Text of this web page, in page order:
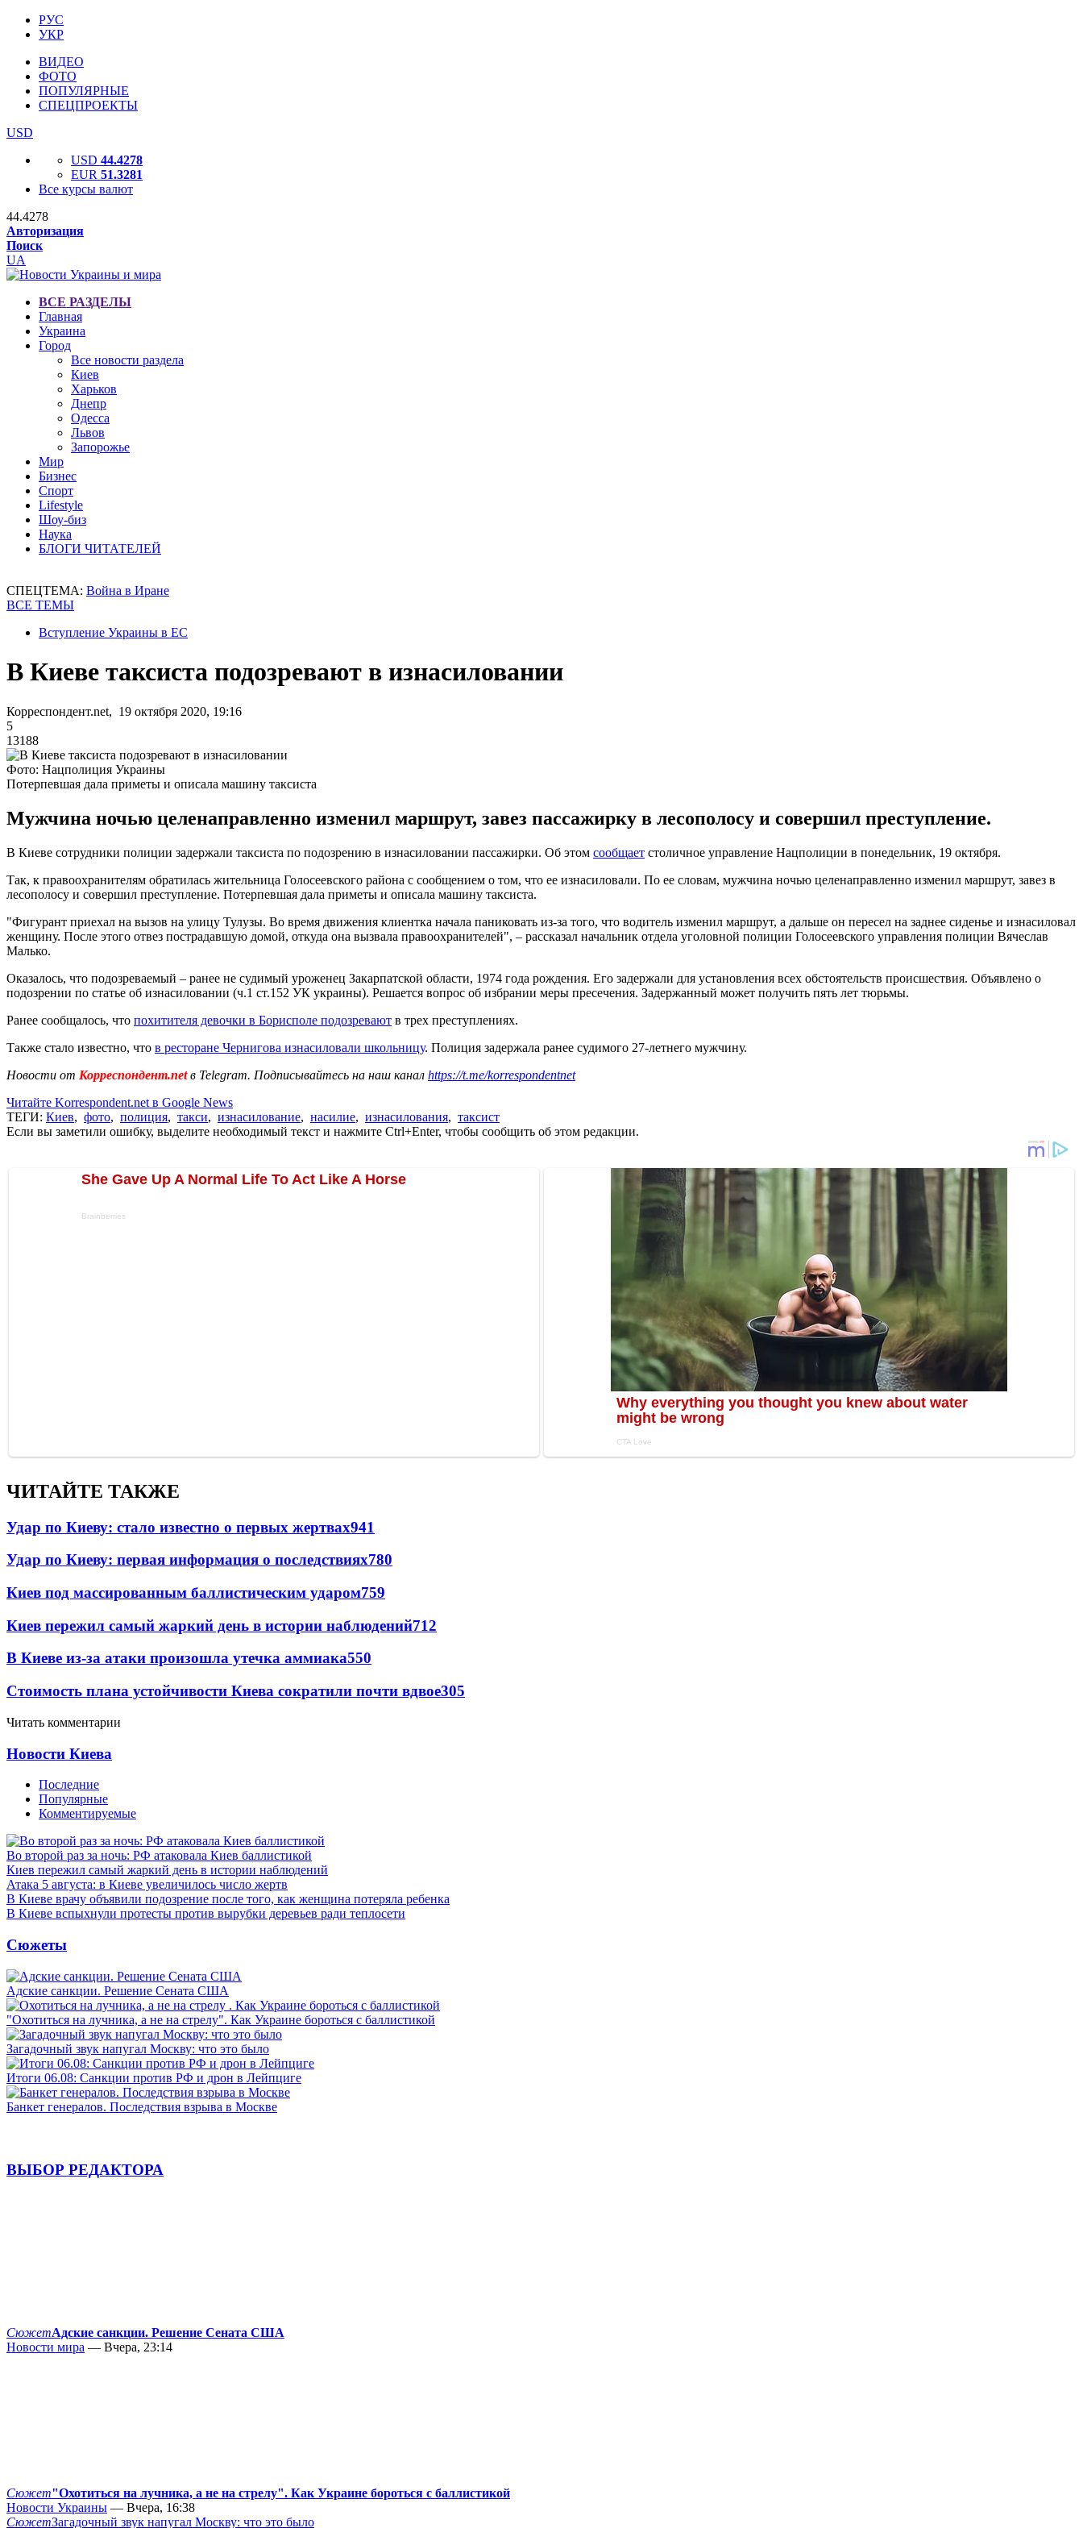
РУС
УКР
ВИДЕО
ФОТО
ПОПУЛЯРНЫЕ
СПЕЦПРОЕКТЫ
USD
USD 44.4278
EUR 51.3281
Все курсы валют
44.4278
Авторизация
Поиск
UA
ВСЕ РАЗДЕЛЫ
Главная
Украина
Город
Все новости раздела
Киев
Харьков
Днепр
Одесса
Львов
Запорожье
Мир
Бизнес
Спорт
Lifestyle
Шоу-биз
Наука
БЛОГИ ЧИТАТЕЛЕЙ
СПЕЦТЕМА: Война в Иране
ВСЕ ТЕМЫ
Вступление Украины в ЕС
В Киеве таксиста подозревают в изнасиловании
Корреспондент.net, 19 октября 2020, 19:16
5
13188
Фото: Нацполиция Украины
Потерпевшая дала приметы и описала машину таксиста
Мужчина ночью целенаправленно изменил маршрут, завез пассажирку в лесополосу и совершил преступление.
В Киеве сотрудники полиции задержали таксиста по подозрению в изнасиловании пассажирки. Об этом сообщает столичное управление Нацполиции в понедельник, 19 октября.
Так, к правоохранителям обратилась жительница Голосеевского района с сообщением о том, что ее изнасиловали. По ее словам, мужчина ночью целенаправленно изменил маршрут, завез в
лесополосу и совершил преступление. Потерпевшая дала приметы и описала машину таксиста.
"Фигурант приехал на вызов на улицу Тулузы. Во время движения клиентка начала паниковать из-за того, что водитель изменил маршрут, а дальше он пересел на заднее сиденье и изнасиловал
женщину. После этого отвез пострадавшую домой, откуда она вызвала правоохранителей", – рассказал начальник отдела уголовной полиции Голосеевского управления полиции Вячеслав
Малько.
Оказалось, что подозреваемый – ранее не судимый уроженец Закарпатской области, 1974 года рождения. Его задержали для установления всех обстоятельств происшествия. Объявлено о
подозрении по статье об изнасиловании (ч.1 ст.152 УК украины). Решается вопрос об избрании меры пресечения. Задержанный может получить пять лет тюрьмы.
Ранее сообщалось, что похитителя девочки в Борисполе подозревают в трех преступлениях.
Также стало известно, что в ресторане Чернигова изнасиловали школьницу. Полиция задержала ранее судимого 27-летнего мужчину.
Новости от Корреспондент.netв Telegram. Подписывайтесь на наш канал https://t.me/korrespondentnet
Читайте Korrespondent.net в Google News
ТЕГИ: Киев, фото, полиция, такси, изнасилование, насилие, изнасилования, таксист
Если вы заметили ошибку, выделите необходимый текст и нажмите Ctrl+Enter, чтобы сообщить об этом редакции.
ЧИТАЙТЕ ТАКЖЕ
Удар по Киеву: стало известно о первых жертвах941
Удар по Киеву: первая информация о последствиях780
Киев под массированным баллистическим ударом759
Киев пережил самый жаркий день в истории наблюдений712
В Киеве из-за атаки произошла утечка аммиака550
Стоимость плана устойчивости Киева сократили почти вдвое305
Читать комментарии
Новости Киева
Последние
Популярные
Комментируемые
Во второй раз за ночь: РФ атаковала Киев баллистикой
Киев пережил самый жаркий день в истории наблюдений
Атака 5 августа: в Киеве увеличилось число жертв
В Киеве врачу объявили подозрение после того, как женщина потеряла ребенка
В Киеве вспыхнули протесты против вырубки деревьев ради теплосети
Сюжеты
Адские санкции. Решение Сената США
"Охотиться на лучника, а не на стрелу". Как Украине бороться с баллистикой
Загадочный звук напугал Москву: что это было
Итоги 06.08: Санкции против РФ и дрон в Лейпциге
Банкет генералов. Последствия взрыва в Москве
ВЫБОР РЕДАКТОРА
СюжетАдские санкции. Решение Сената США
Новости мира — Вчера, 23:14
Сюжет"Охотиться на лучника, а не на стрелу". Как Украине бороться с баллистикой
Новости Украины — Вчера, 16:38
СюжетЗагадочный звук напугал Москву: что это было